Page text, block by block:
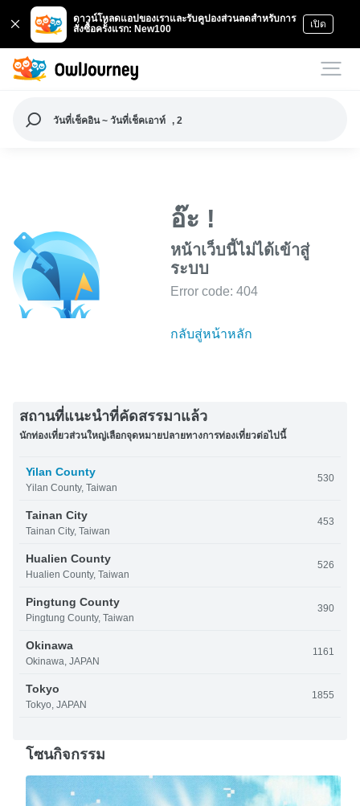
ดาวน์โหลดแอปของเราและรับคูปองส่วนลดสำหรับการ
สั่งซื้อครั้งแรก: New100
เปิด
วันที่เช็คอิน ~ วันที่เช็คเอาท์ , 2
อ๊ะ !
หน้าเว็บนี้ไม่ได้เข้าสู่
ระบบ
Error code: 404
กลับสู่หน้าหลัก
สถานที่แนะนำที่คัดสรรมาแล้ว
นักท่องเที่ยวส่วนใหญ่เลือกจุดหมายปลายทางการท่องเที่ยวต่อไปนี้
Yilan County
Yilan County, Taiwan
530
Tainan City
Tainan City, Taiwan
453
Hualien County
Hualien County, Taiwan
526
Pingtung County
Pingtung County, Taiwan
390
Okinawa
Okinawa, JAPAN
1161
Tokyo
Tokyo, JAPAN
1855
โซนกิจกรรม